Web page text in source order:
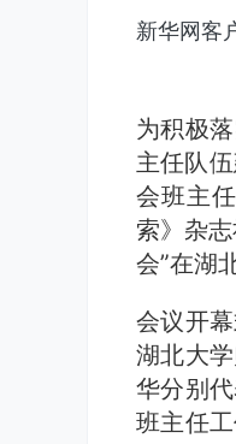
新华网客
为积极
主任队
会班主
索》杂
会”在湖
会议开
湖北大
华分别
班主任